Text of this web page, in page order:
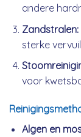
andere
Zandstralen:
sterke
voor
Algen en